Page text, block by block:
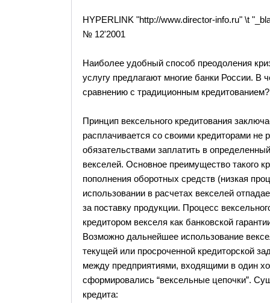
HYPERLINK "http://www.director-info.ru" \t
№ 12'2001
Наиболее удобный способ преодоления
услугу предлагают многие банки России. В
сравнению с традиционным
Принцип вексельного кредитования
расплачивается со своими кредиторами
обязательствами заплатить в
векселей. Основное преимущество такого
пополнения оборотных средств (низкая
использовании в расчетах векселей
за поставку продукции. Процесс
кредитором векселя как банковской
Возможно дальнейшее использование
текущей или просроченной кредиторской
между предприятиями, входящими в один
сформировались “вексельные цепочки”.
кредита: